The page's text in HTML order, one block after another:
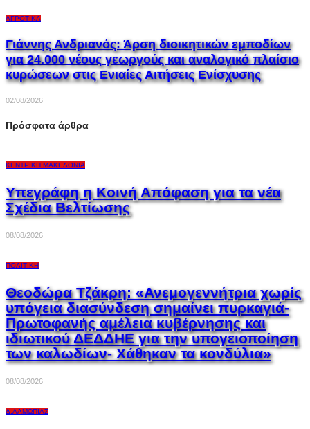
ΑΓΡΟΤΙΚΆ
Γιάννης Ανδριανός: Άρση διοικητικών εμποδίων
για 24.000 νέους γεωργούς και αναλογικό πλαίσιο
κυρώσεων στις Ενιαίες Αιτήσεις Ενίσχυσης
02/08/2026
Πρόσφατα άρθρα
ΚΕΝΤΡΙΚΉ ΜΑΚΕΔΟΝΊΑ
Υπεγράφη η Κοινή Απόφαση για τα νέα
Σχέδια Βελτίωσης
08/08/2026
ΠΟΛΙΤΙΚΉ
Θεοδώρα Τζάκρη: «Ανεμογεννήτρια χωρίς
υπόγεια διασύνδεση σημαίνει πυρκαγιά-
Πρωτοφανής αμέλεια κυβέρνησης και
ιδιωτικού ΔΕΔΔΗΕ για την υπογειοποίηση
των καλωδίων- Χάθηκαν τα κονδύλια»
08/08/2026
Δ.ΑΛΜΩΠΊΑΣ